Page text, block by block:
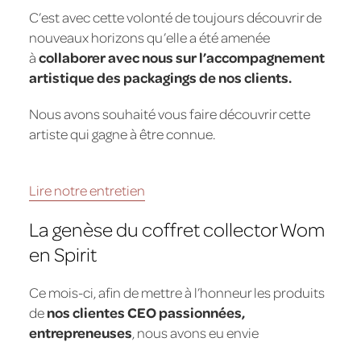
C’est avec cette volonté de toujours découvrir de
nouveaux horizons qu’elle a été amenée
àcollaborer avec nous sur l’accompagnement
artistique des packagings de nos clients.
Nous avons souhaité vous faire découvrir cette
artiste qui gagne à être connue.
Lire notre entretien
La genèse du coffret collector Wom
en Spirit
Ce mois-ci, afin de mettre à l’honneur les produits
denos clientes CEO passionnées,
entrepreneuses, nous avons eu envie